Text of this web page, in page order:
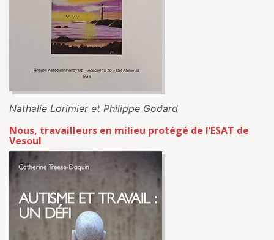
Nathalie Lorimier et Philippe Godard
Nous, travailleurs en milieu protégé de l’ESAT de
Vesoul